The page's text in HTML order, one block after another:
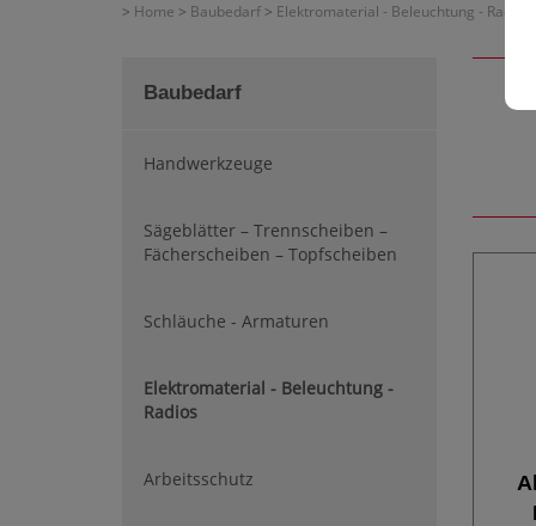
> Home > Baubedarf > Elektromaterial - Beleuchtung - Radios
Baubedarf
Handwerkzeuge
Sägeblätter – Trennscheiben –
Fächerscheiben – Topfscheiben
Schläuche - Armaturen
Elektromaterial - Beleuchtung -
Radios
Arbeitsschutz